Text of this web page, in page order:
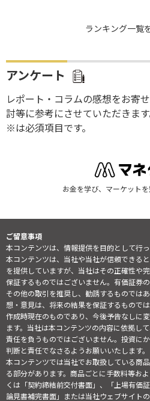
ランキング一覧
アンケート
レポート・コラムの感想をお寄
討等に参考にさせていただきます
※は必須項目です。
お金を学び、マーケット
ご留意事項
本コンテンツは、情報提供を目的として行っ
本コンテンツは、当社や当社が信頼できる
を提供していますが、当社はその正確性や
保証するものではございません。有価証券
その他の取引を推奨し、勧誘するものでは
想・意見は、将来の結果を保証するもので
作成時現在のものであり、今後予告なしに
ます。当社は本コンテンツの内容に依拠し
責任を負うものではございません。投資に
判断と責任でなさるようお願いいたします。
本コンテンツでは当社でお取扱している商
る部分があります。商品ごとに手数料等お
くは「契約締結前交付書面」、「上場有価
論見書補完書面」または当社ウェブサイト